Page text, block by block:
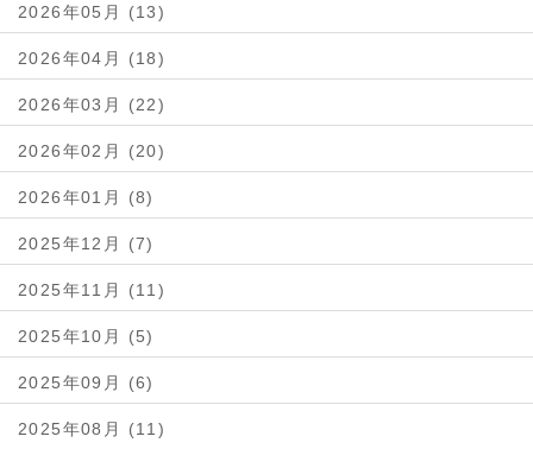
2026年05月 (13)
2026年04月 (18)
2026年03月 (22)
2026年02月 (20)
2026年01月 (8)
2025年12月 (7)
2025年11月 (11)
2025年10月 (5)
2025年09月 (6)
2025年08月 (11)